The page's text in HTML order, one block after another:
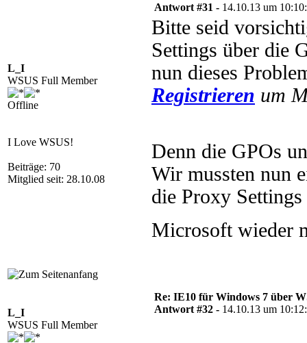
L_I
WSUS Full Member
Offline
I Love WSUS!
Beiträge: 70
Mitglied seit: 28.10.08
Antwort #31 - 14.10.13 um
Bitte seid
Settings über die
nun dieses
Registrieren um
Denn die GPOs
Wir mussten nun
die Proxy
Microsoft wieder
L_I
WSUS Full Member
Re: IE10 für Windows 7 über
Antwort #32 - 14.10.13 um